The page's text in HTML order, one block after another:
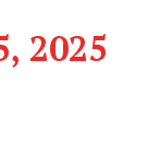
2025